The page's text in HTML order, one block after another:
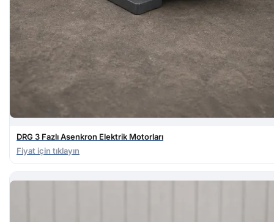
DRG 3 Fazlı Asenkron Elektrik Motorları
Fiyat için tıklayın